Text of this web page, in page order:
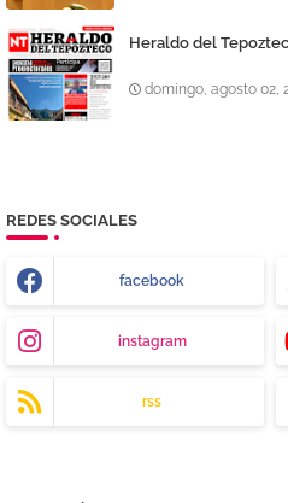
Heraldo del
domingo, agosto 02,
REDES SOCIALES
facebook
instagram
rss